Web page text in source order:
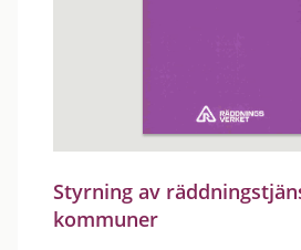
Styrning av
kommuner